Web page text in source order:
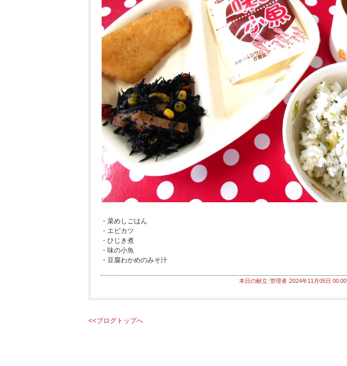
・菜めしごはん
・エビカツ
・ひじき煮
・味の小魚
・豆腐わかめのみそ汁
本日の献立 管理者 2024年11月05日 00:00
<<ブログトップへ